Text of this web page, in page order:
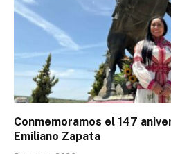
Conmemoramos el 147
Emiliano Zapata